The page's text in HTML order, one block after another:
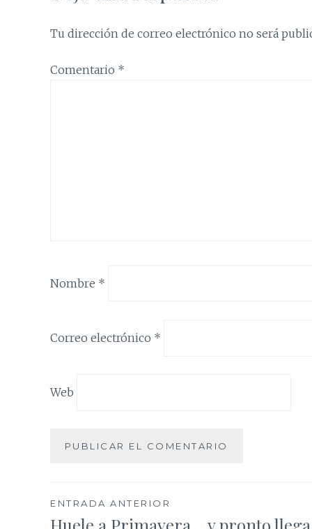
Tu dirección de correo electrónico no será
Comentario *
Nombre *
Correo electrónico *
Web
Navegación
ENTRADA ANTERIOR